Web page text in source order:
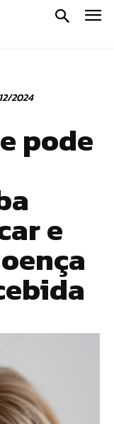
2024
pode
e